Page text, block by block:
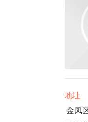
地址
金凤